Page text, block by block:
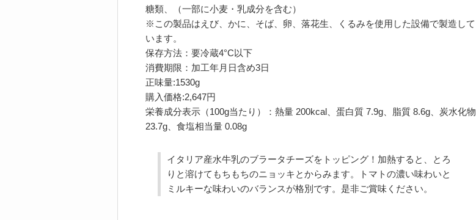
糖類、（一部に小麦・乳成分を含む）
※この製品はえび、かに、そば、卵、落花生、くるみを使用した設備で製造して
います。
保存方法：要冷蔵4°C以下
消費期限：加工年月日含め3日
正味量:1530g
購入価格:2,647円
栄養成分表示（100g当たり）：熱量 200kcal、蛋白質 7.9g、脂質 8.6g、炭水化物
23.7g、食塩相当量 0.08g
イタリア産水牛乳のブラータチーズをトッピング！加熱すると、とろ
りと溶けてもちもちのニョッキとからみます。トマトの濃い味わいと
ミルキーな味わいのバランスが格別です。是非ご賞味ください。